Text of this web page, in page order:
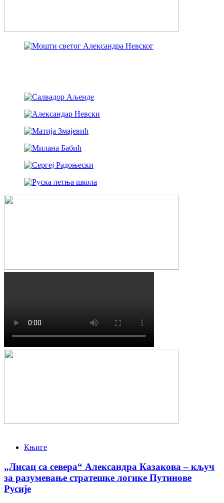
Књиге
„Лисац са севера“ Александра Казакова – кључ
за разумевање стратешке логике Путинове
Русије